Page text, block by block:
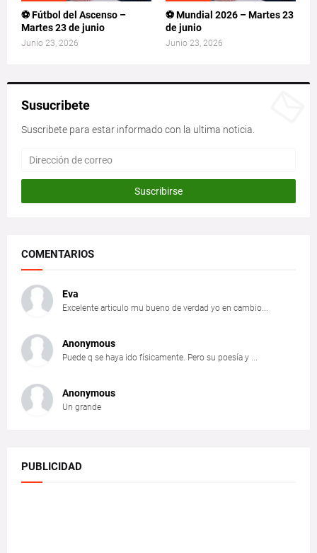
⚽ Fútbol del Ascenso –
Martes 23 de junio
Junio 23, 2026
⚽ Mundial 2026 – Martes 23
de junio
Junio 23, 2026
Susucribete
Suscribete para estar informado con la ultima noticia.
COMENTARIOS
Eva
Excelente articulo mu bueno de verdad yo en cambio...
Anonymous
Puede q se haya ido físicamente. Pero su poesía y ...
Anonymous
Un grande
PUBLICIDAD